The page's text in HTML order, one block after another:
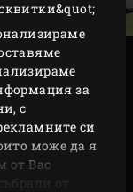
за
с
си
може да я
от Вас
от
от
с
Запалете